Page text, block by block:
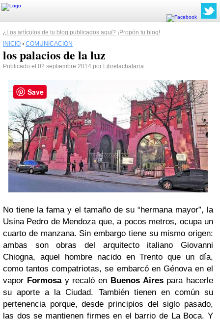
¿Los artículos de tu blog publicados aquí? ¡Propón tu blog!
INICIO › COMUNICACIÓN
los palacios de la luz
Publicado el 02 septiembre 2014 por Libretachatarra
No tiene la fama y el tamaño de su “hermana mayor”, la
Usina Pedro de Mendoza que, a pocos metros, ocupa un
cuarto de manzana. Sin embargo tiene su mismo origen:
ambas son obras del arquitecto italiano Giovanni
Chiogna, aquel hombre nacido en Trento que un día,
como tantos compatriotas, se embarcó en Génova en el
vapor Formosay recaló en Buenos Airespara hacerle
su aporte a la Ciudad. También tienen en común su
pertenencia porque, desde principios del siglo pasado,
las dos se mantienen firmes en el barrio de La Boca. Y
Save